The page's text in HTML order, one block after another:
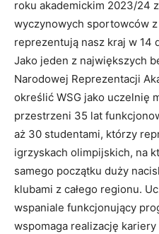
roku akademickim 2023/24
wyczynowych sportowców z
reprezentują nasz kraj w 14
Jako jeden z największych
Narodowej Reprezentacji
określić WSG jako uczelnię
przestrzeni 35 lat
aż 30 studentami, którzy
igrzyskach olimpijskich, na
samego początku duży
klubami z całego regionu.
wspaniale funkcjonujący
wspomaga realizację